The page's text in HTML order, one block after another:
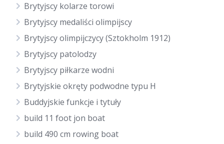
Brytyjscy kolarze torowi
Brytyjscy medaliści olimpijscy
Brytyjscy olimpijczycy (Sztokholm 1912)
Brytyjscy patolodzy
Brytyjscy piłkarze wodni
Brytyjskie okręty podwodne typu H
Buddyjskie funkcje i tytuły
build 11 foot jon boat
build 490 cm rowing boat